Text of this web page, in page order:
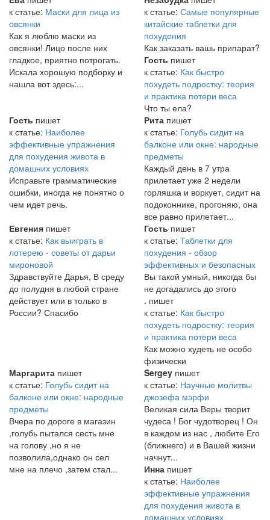
к статье: Маски для лица из
овсянки
Как я люблю маски из
овсянки! Лицо после них
гладкое, приятно потрогать.
Искала хорошую подборку и
нашла вот здесь:...
к статье: Самые популярные
китайские таблетки для
похудения
Как заказать вашь припарат?
Гость пишет
к статье: Как быстро
похудеть подростку: теория
и практика потери веса
Что ты ела?
Гость пишет
к статье: Наиболее
эффективные упражнения
для похудения живота в
домашних условиях
Исправьте грамматические
ошибки, иногда не понятно о
чем идет речь.
Рита пишет
к статье: Голубь сидит на
балконе или окне: народные
предметы
Каждый день в 7 утра
прилетает уже 2 недели
горляшка и воркует, сидит на
подоконнике, прогоняю, она
все равно прилетает...
Евгения пишет
к статье: Как выиграть в
лотерею - советы от дарьи
мироновой
Здравствуйте Дарья, В среду
до полудня в любой стране
действует или в только в
России? Спасибо
Гость пишет
к статье: Таблетки для
похудения - обзор
эффективных и безопасных
Вы такой умный, никогда бы
не догадались до этого
. пишет
к статье: Как быстро
похудеть подростку: теория
и практика потери веса
Как можно худеть не особо
физически
Маргарита пишет
к статье: Голубь сидит на
балконе или окне: народные
предметы
Вчера по дороге в магазин
,голубь пытался сесть мне
на голову ,но я не
позволила,однако он сел
мне на плечо ,затем стал...
Sergey пишет
к статье: Научные молитвы
джозефа мэрфи
Великая сила Веры творит
чудеса ! Бог чудотворец ! Он
в каждом из нас , любите Его
(ближнего) и в Вашей жизни
начнут...
Инна пишет
к статье: Наиболее
эффективные упражнения
для похудения живота в
домашних условиях